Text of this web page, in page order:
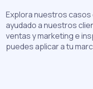
Explora nuestros
ayudado a nuestros
ventas y marketing e
puedes aplicar a tu